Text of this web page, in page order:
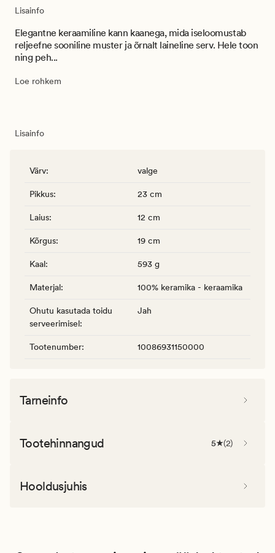
Lisainfo
Elegantne keraamiline kann kaanega, mida iseloomustab
reljeefne sooniline muster ja õrnalt laineline serv. Hele toon
ning peh...
Loe rohkem
Lisainfo
Värv: valge
Pikkus: 23 cm
Laius: 12 cm
Kõrgus: 19 cm
Kaal: 593 g
Materjal: 100% keramika - keraamika
Ohutu kasutada toidu
serveerimisel:
Jah
Tootenumber: 10086931150000
Tarneinfo
Tootehinnangud 5 (2)
Hooldusjuhis